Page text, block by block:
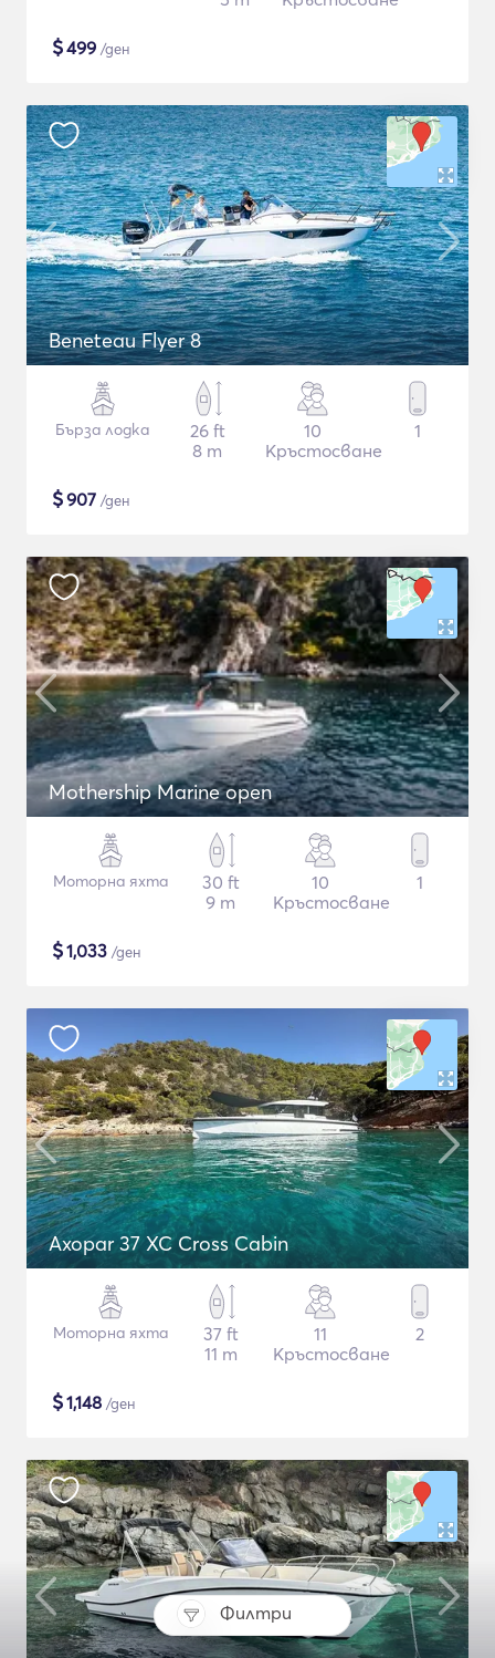
Филтри
$499 /ден
Beneteau Flyer 8
Бърза лодка
26 ft
8 m
10
Кръстосване
1
$907 /ден
Mothership Marine open
Моторна яхта
30 ft
9 m
10
Кръстосване
1
$1,033 /ден
Axopar 37 XC Cross Cabin
Моторна яхта
37 ft
11 m
11
Кръстосване
2
$1,148 /ден